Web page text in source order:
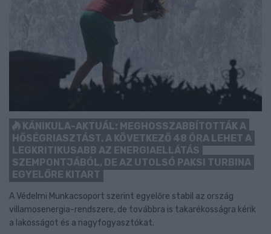
KÁNIKULA-AKTUÁL: MEGHOSSZABBÍTOTTÁK A
HŐSÉGRIASZTÁST, A KÖVETKEZŐ 48 ÓRA LEHET A
LEGKRITIKUSABB AZ ENERGIAELLÁTÁS
SZEMPONTJÁBÓL, DE AZ UTOLSÓ PAKSI TURBINA
EGYELŐRE KITART
A Védelmi Munkacsoport szerint egyelőre stabil az ország
villamosenergia-rendszere, de továbbra is takarékosságra kérik
a lakosságot és a nagyfogyasztókat.